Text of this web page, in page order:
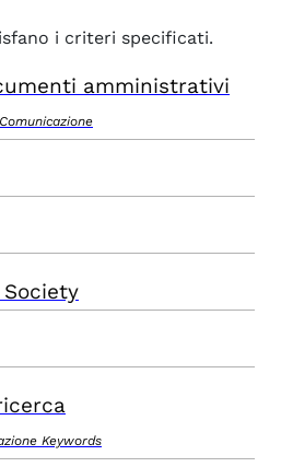
i criteri specificati.
amministrativi
Comunicazione
Keywords